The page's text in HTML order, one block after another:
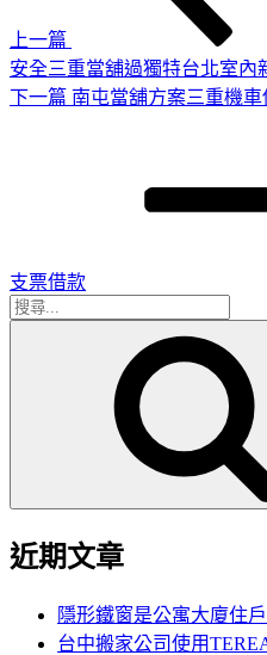
上一篇
安全三重當舖過獨特台北室內
下
下一篇 南屯當舖方案三重機
支票借款
搜
近期文章
隱形鐵窗是公寓大廈住
台中搬家公司使用